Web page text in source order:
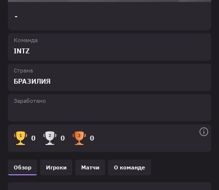
-
Команда
INTZ
Страна
БРАЗИЛИЯ
Заработано
0 0 0
Обзор Игроки Матчи О команде